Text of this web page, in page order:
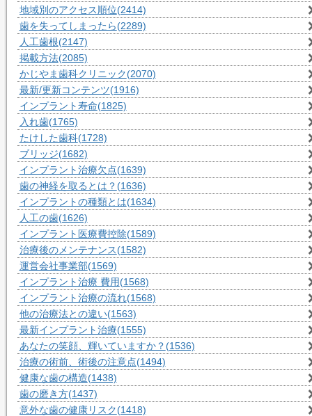
地域別のアクセス順位(2414)
歯を失ってしまったら(2289)
人工歯根(2147)
掲載方法(2085)
かじやま歯科クリニック(2070)
最新/更新コンテンツ(1916)
インプラント寿命(1825)
入れ歯(1765)
たけした歯科(1728)
ブリッジ(1682)
インプラント治療欠点(1639)
歯の神経を取るとは？ (1636)
インプラントの種類とは(1634)
人工の歯(1626)
インプラント医療費控除(1589)
治療後のメンテナンス(1582)
運営会社事業部(1569)
インプラント治療 費用(1568)
インプラント治療の流れ(1568)
他の治療法との違い(1563)
最新インプラント治療(1555)
あなたの笑顔、輝いていますか？ (1536)
治療の術前、術後の注意点(1494)
健康な歯の構造(1438)
歯の磨き方(1437)
意外な歯の健康リスク(1418)